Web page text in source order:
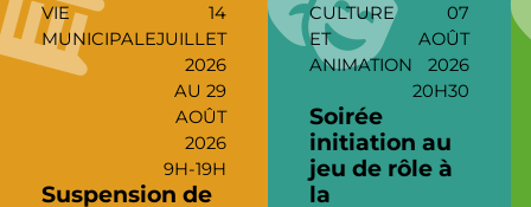
VIE
MUNICIPALE
14
JUILLET
2026
AU 29
AOÛT
2026
9H-19H
Suspension de
CULTURE
ET
ANIMATION
07
AOÛT
2026
20H30
Soirée
initiation au
jeu de rôle à
la